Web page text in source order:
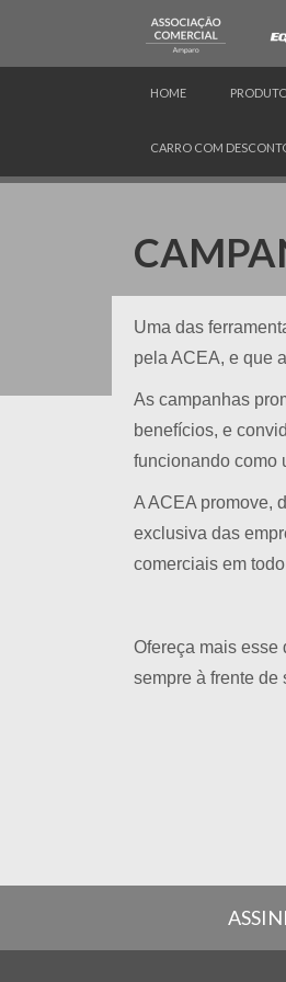
HOME
CARRO COM
Uma das
pela ACEA, e que
As campanhas
benefícios, e
funcionando como
A ACEA promove,
exclusiva das
comerciais em
Ofereça mais esse
sempre à frente de